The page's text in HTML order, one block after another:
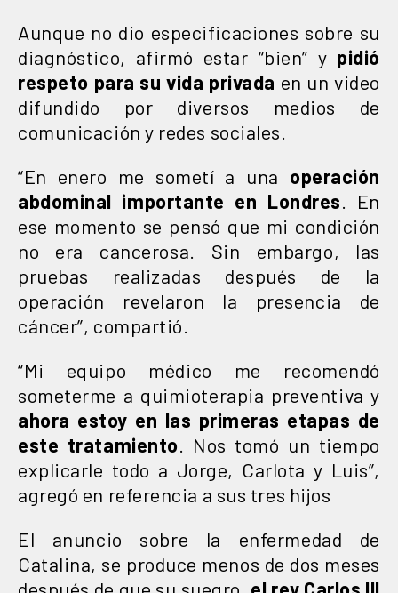
Aunque no dio especificaciones sobre su
diagnóstico, afirmó estar “bien” y pidió
respeto para su vida privada en un video
difundido por diversos medios de
comunicación y redes sociales.
“En enero me sometí a una operación
abdominal importante en Londres . En
ese momento se pensó que mi condición
no era cancerosa. Sin embargo, las
pruebas realizadas después de la
operación revelaron la presencia de
cáncer”, compartió.
“Mi equipo médico me recomendó
someterme a quimioterapia preventiva y
ahora estoy en las primeras etapas de
este tratamiento . Nos tomó un tiempo
explicarle todo a Jorge, Carlota y Luis”,
agregó en referencia a sus tres hijos
El anuncio sobre la enfermedad de
Catalina, se produce menos de dos meses
después de que su suegro, el rey Carlos III